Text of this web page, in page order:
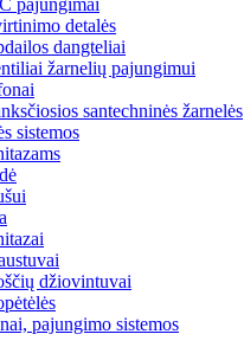
pajungimai
detalės
dangteliai
žarnelių pajungimui
santechninės žarnelės
sistemos
džiovintuvai
pajungimo sistemos